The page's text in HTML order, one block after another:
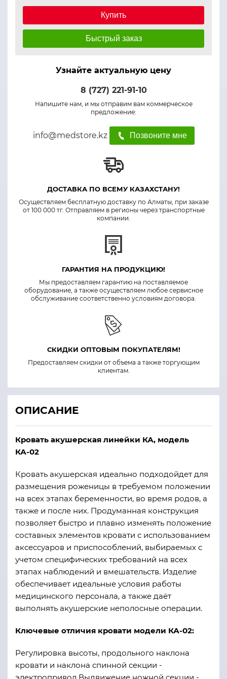
Купить
Быстрый заказ
Узнайте актуальную цену
8 (727) 221-91-10
Напишите нам, и мы отправим вам коммерческое
предложение:
info@medstore.kz Позвоните мне
ДОСТАВКА ПО ВСЕМУ КАЗАХСТАНУ!
Осуществляем бесплатную доставку по Алматы, при заказе
от 100 000 тг. Отправляем в регионы через транспортные
компании.
ГАРАНТИЯ НА ПРОДУКЦИЮ!
Мы предоставляем гарантию на поставляемое
оборудование, а также осуществляем любое сервисное
обслуживание соответственно условиям договора.
СКИДКИ ОПТОВЫМ ПОКУПАТЕЛЯМ!
Предоставляем скидки от объема а также торгующим
клиентам.
ОПИСАНИЕ
Кровать акушерская линейки КА, модель
КА-02
Кровать акушерская идеально подходойдет для
размещения роженицы в требуемом положении
на всех этапах беременности, во время родов, а
также и после них. Продуманная конструкция
позволяет быстро и плавно изменять положение
составных элементов кровати с использованием
аксессуаров и приспособлений, выбираемых с
учетом специфических требований на всех
этапах наблюдений и вмешательств. Изделие
обеспечивает идеальные условия работы
медицинского персонала, а также даёт
выполнять акушерские неполосные операции.
Ключевые отличия кровати модели КА-02:
Регулировка высоты, продольного наклона
кровати и наклона спинной секции -